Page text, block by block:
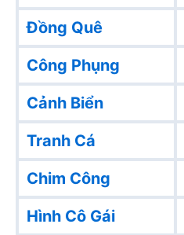
Đồng Quê
Công Phụng
Cảnh Biển
Tranh Cá
Chim Công
Hình Cô Gái